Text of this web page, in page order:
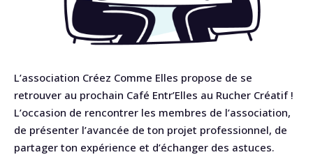
L’association Créez Comme Elles propose de se
retrouver au prochain Café Entr’Elles au Rucher Créatif !
L’occasion de rencontrer les membres de l’association,
de présenter l’avancée de ton projet professionnel, de
partager ton expérience et d’échanger des astuces.